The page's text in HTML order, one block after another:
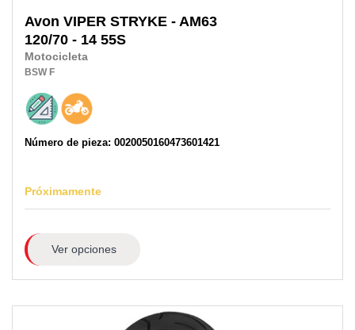
Avon VIPER STRYKE - AM63
120/70 - 14 55S
Motocicleta
BSW F
Número de pieza: 0020050160473601421
Próximamente
Ver opciones